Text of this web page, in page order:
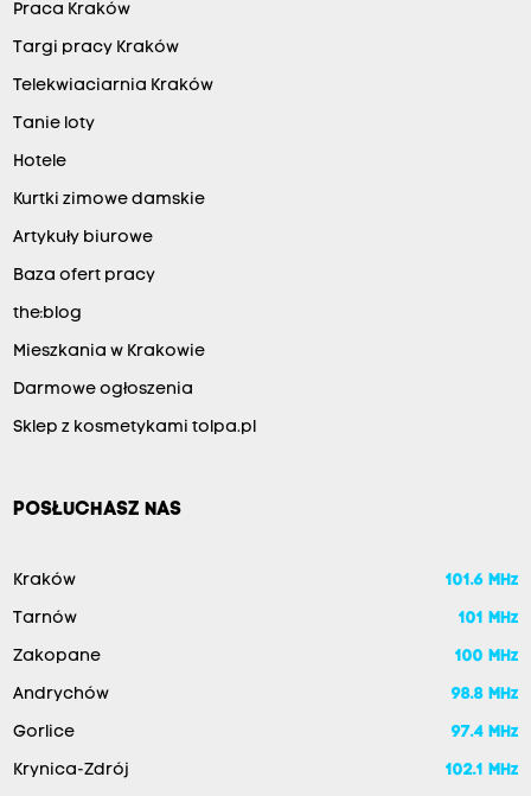
Praca Kraków
Targi pracy Kraków
Telekwiaciarnia Kraków
Tanie loty
Hotele
Kurtki zimowe damskie
Artykuły biurowe
Baza ofert pracy
the:blog
Mieszkania w Krakowie
Darmowe ogłoszenia
Sklep z kosmetykami tolpa.pl
POSŁUCHASZ NAS
Kraków 101.6 MHz
Tarnów 101 MHz
Zakopane 100 MHz
Andrychów 98.8 MHz
Gorlice 97.4 MHz
Krynica-Zdrój 102.1 MHz